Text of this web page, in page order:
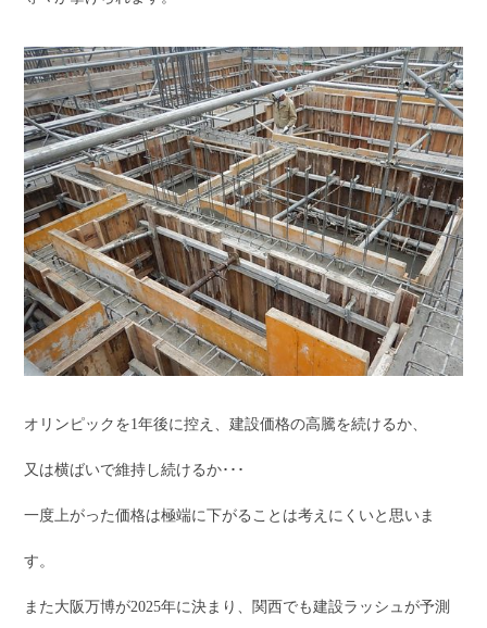
オリンピックを1年後に控え、建設価格の高騰を続けるか、
又は横ばいで維持し続けるか･･･
一度上がった価格は極端に下がることは考えにくいと思いま
す。
また大阪万博が2025年に決まり、関西でも建設ラッシュが予測